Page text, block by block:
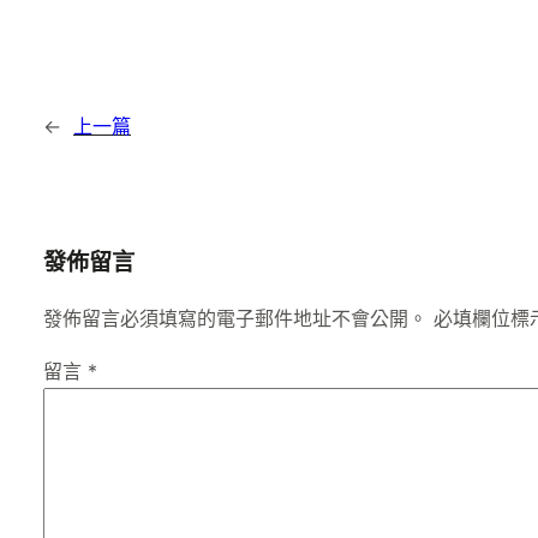
← 上一篇
發佈留言
發佈留言必須填寫的電子郵件地址不會公開。 必填欄位
留言 *